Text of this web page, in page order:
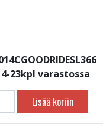
4-23kpl varastossa
Lisää koriin